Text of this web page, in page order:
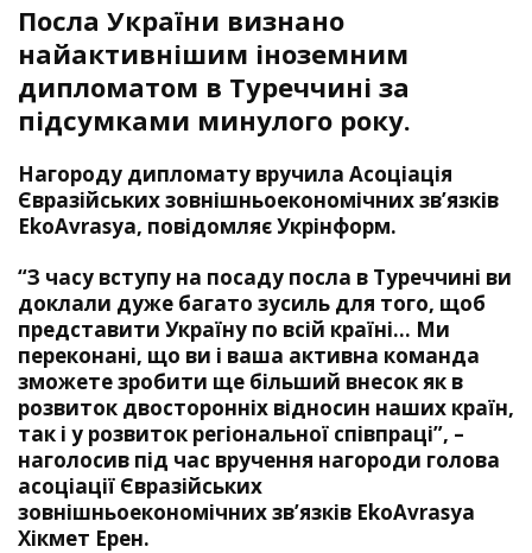
Посла України визнано
найактивнішим іноземним
дипломатом в Туреччині за
підсумками минулого року.
Нагороду дипломату вручила Асоціація
Євразійських зовнішньоекономічних зв’язків
EkoAvrasya, повідомляє Укрінформ.
“З часу вступу на посаду посла в Туреччині ви
доклали дуже багато зусиль для того, щоб
представити Україну по всій країні… Ми
переконані, що ви і ваша активна команда
зможете зробити ще більший внесок як в
розвиток двосторонніх відносин наших країн,
так і у розвиток регіональної співпраці”, –
наголосив під час вручення нагороди голова
асоціації Євразійських
зовнішньоекономічних зв’язків EkoAvrasya
Хікмет Ерен.